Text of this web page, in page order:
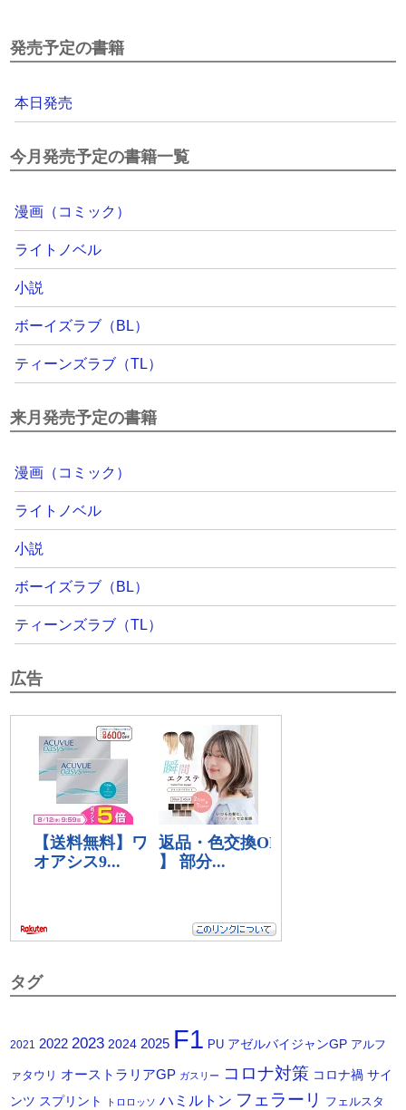
発売予定の書籍
本日発売
今月発売予定の書籍一覧
漫画（コミック）
ライトノベル
小説
ボーイズラブ（BL）
ティーンズラブ（TL）
来月発売予定の書籍
漫画（コミック）
ライトノベル
小説
ボーイズラブ（BL）
ティーンズラブ（TL）
広告
タグ
2021 2022 2023 2024 2025 F1 PU アゼルバイジャンGP アルフ
ァタウリ オーストラリアGP ガスリー コロナ対策 コロナ禍 サイ
ンツ スプリント トロロッソ ハミルトン フェラーリ
フェルスタ